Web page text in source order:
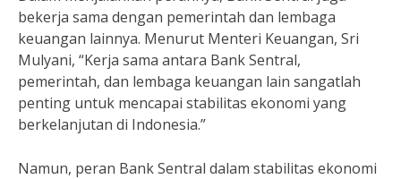
bekerja sama dengan pemerintah dan lembaga
keuangan lainnya. Menurut Menteri Keuangan, Sri
Mulyani, “Kerja sama antara Bank Sentral,
pemerintah, dan lembaga keuangan lain sangatlah
penting untuk mencapai stabilitas ekonomi yang
berkelanjutan di Indonesia.”
Namun, peran Bank Sentral dalam stabilitas ekonomi